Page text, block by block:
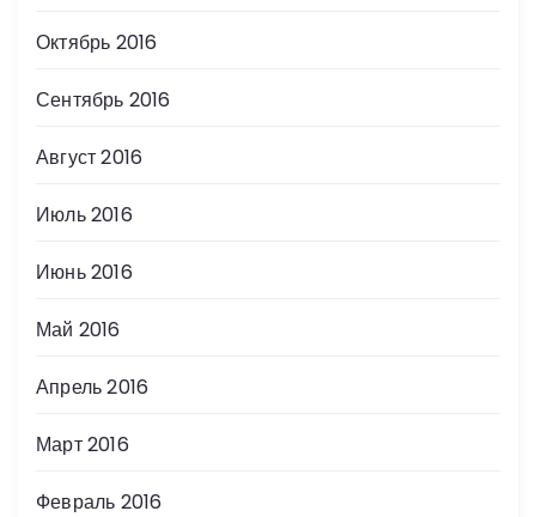
Октябрь 2016
Сентябрь 2016
Август 2016
Июль 2016
Июнь 2016
Май 2016
Апрель 2016
Март 2016
Февраль 2016